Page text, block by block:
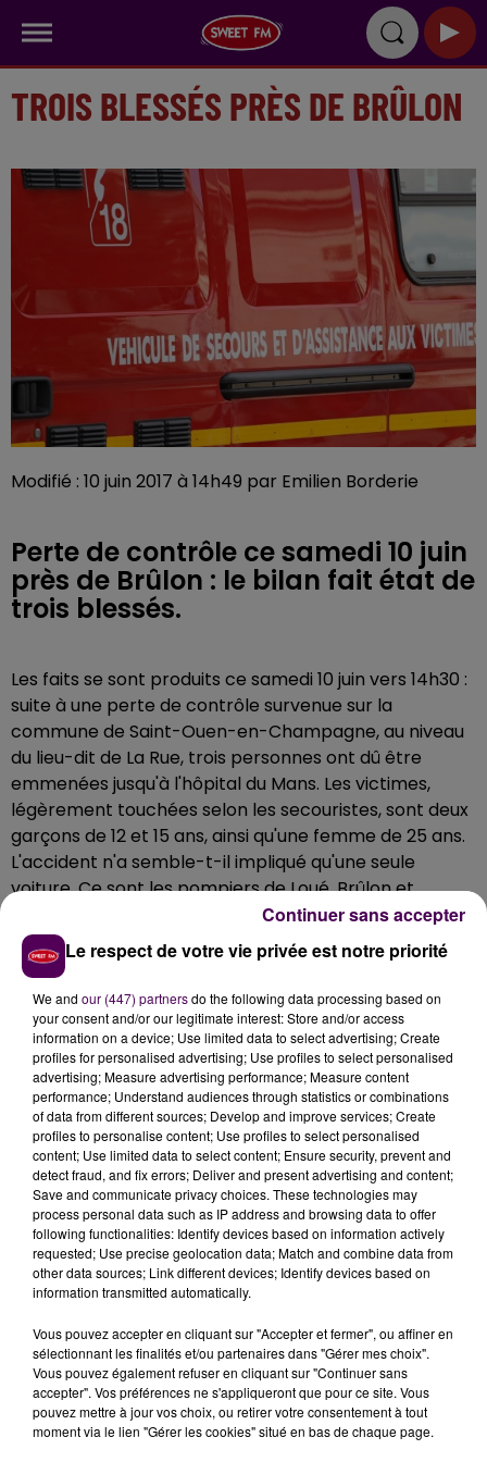
TROIS BLESSÉS PRÈS DE BRÛLON
Modifié : 10 juin 2017 à 14h49 par Emilien Borderie
Perte de contrôle ce samedi 10 juin
près de Brûlon : le bilan fait état de
trois blessés.
Les faits se sont produits ce samedi 10 juin vers 14h30 :
suite à une perte de contrôle survenue sur la
commune de Saint-Ouen-en-Champagne, au niveau
du lieu-dit de La Rue, trois personnes ont dû être
emmenées jusqu'à l'hôpital du Mans. Les victimes,
légèrement touchées selon les secouristes, sont deux
garçons de 12 et 15 ans, ainsi qu'une femme de 25 ans.
L'accident n'a semble-t-il impliqué qu'une seule
voiture. Ce sont les pompiers de Loué, Brûlon et
Noyen-sur-Sarthe qui ont été mobilisés.
À LA UNE
7 août 2026
Gagnez vos pass pour le V and B Fest' 2026 !
11 juillet 2026
Inscrivez-vous au casting The Voice & The Voice
Kids !
Le respect de votre vie privée est notre priorité
We and our (447) partnersdo the following data processing based on
your consent and/or our legitimate interest: Store and/or access
information on a device; Use limited data to select advertising; Create
profiles for personalised advertising; Use profiles to select personalised
advertising; Measure advertising performance; Measure content
performance; Understand audiences through statistics or combinations
of data from different sources; Develop and improve services; Create
profiles to personalise content; Use profiles to select personalised
content; Use limited data to select content; Ensure security, prevent and
detect fraud, and fix errors; Deliver and present advertising and content;
Save and communicate privacy choices. These technologies may
process personal data such as IP address and browsing data to offer
following functionalities: Identify devices based on information actively
requested; Use precise geolocation data; Match and combine data from
other data sources; Link different devices; Identify devices based on
information transmitted automatically.
Vous pouvez accepter en cliquant sur "Accepter et fermer", ou affiner en
sélectionnant les finalités et/ou partenaires dans "Gérer mes choix".
Vous pouvez également refuser en cliquant sur "Continuer sans
accepter". Vos préférences ne s'appliqueront que pour ce site. Vous
pouvez mettre à jour vos choix, ou retirer votre consentement à tout
moment via le lien "Gérer les cookies" situé en bas de chaque page.
Continuer sans accepter